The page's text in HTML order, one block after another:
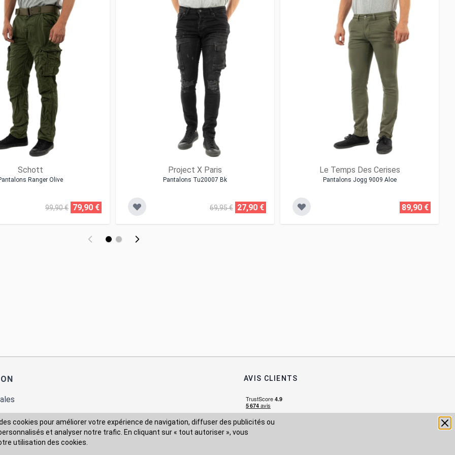
cookies pour améliorer votre expérience de navigation, diffuser des publicités ou
et analyser notre trafic. En cliquant sur « tout autoriser », vous
utilisation des cookies.
Schott
Ranger Olive
99,90 € 79,90 €
Project X Paris
Pantalons Tu20007 Bk
69,95 € 27,90 €
Le Temps Des Cerises
Pantalons Jogg 9009 Aloe
89,90 €
données
AVIS CLIENTS